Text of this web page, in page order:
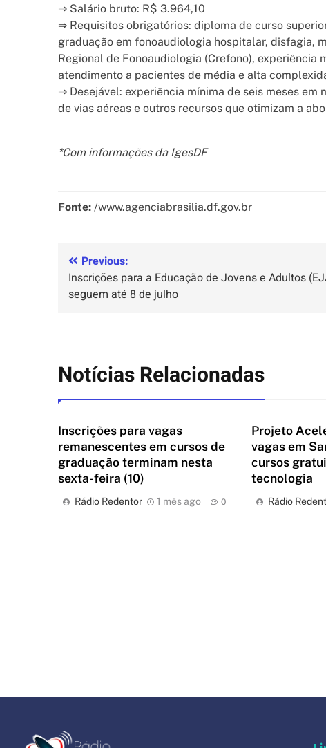
⇒ Salário bruto: R$ 3.964,10
⇒ Requisitos obrigatórios: diploma de curso
graduação em fonoaudiologia hospitalar, disfagia,
Regional de Fonoaudiologia (Crefono), experiência
atendimento a pacientes de média e alta
⇒ Desejável: experiência mínima de seis meses
de vias aéreas e outros recursos que otimizam a
*Com informações da IgesDF
Fonte: /www.agenciabrasilia.df.gov.br
Previous:
Inscrições para a Educação de Jovens e Adultos
seguem até 8 de julho
Notícias Relacionadas
Inscrições para vagas
remanescentes em cursos de
graduação terminam nesta
sexta-feira (10)
Rádio Redentor 1 mês ago 0
Projeto
vagas em
cursos
tecnologia
Rádio